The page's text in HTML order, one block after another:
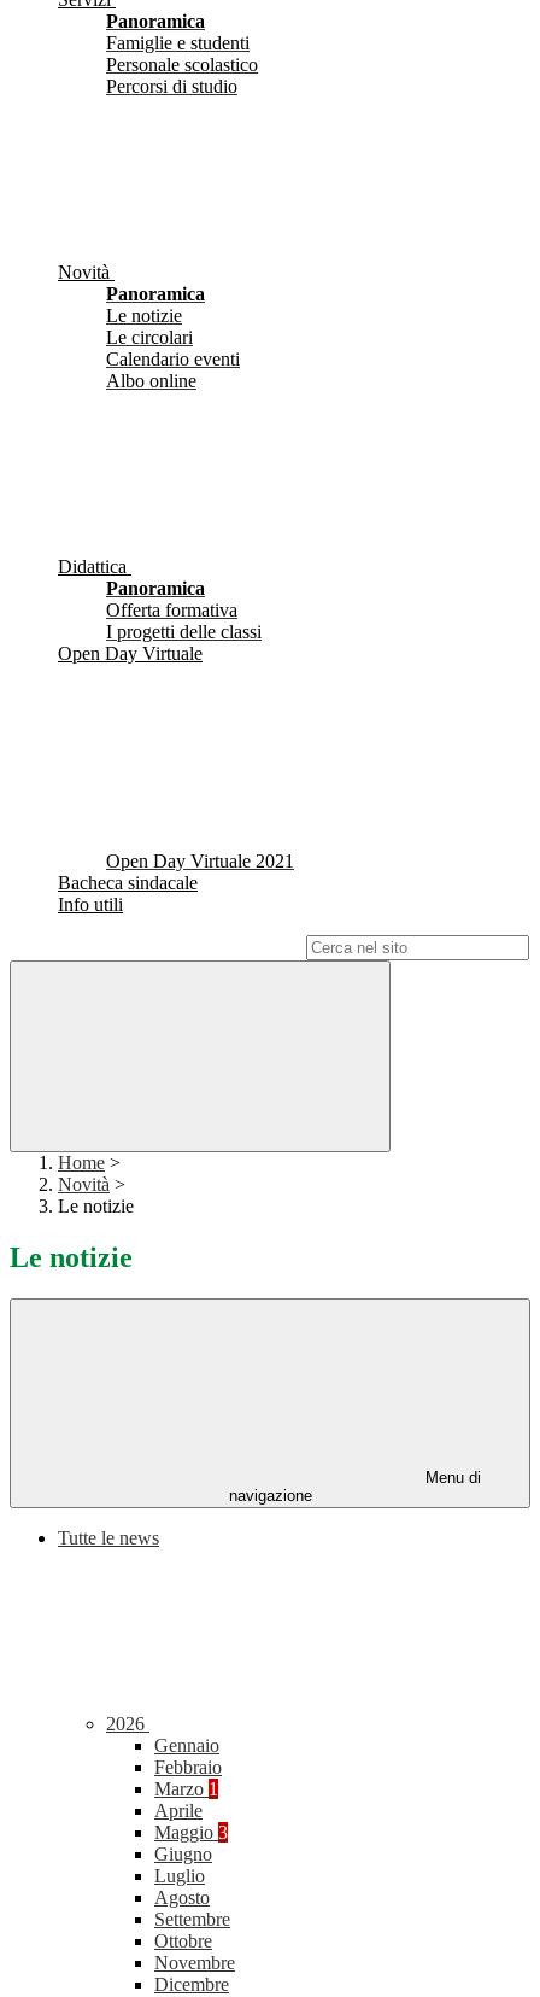
Panoramica
Famiglie e studenti
Personale scolastico
Percorsi di studio
Novità
Panoramica
Le notizie
Le circolari
Calendario eventi
Albo online
Didattica
Panoramica
Offerta formativa
I progetti delle classi
Open Day Virtuale
Open Day Virtuale 2021
Bacheca sindacale
Info utili
Home >
Novità >
Le notizie
Le notizie
Menu di
navigazione
Tutte le news
2026
Gennaio
Febbraio
Marzo 1
Aprile
Maggio 3
Giugno
Luglio
Agosto
Settembre
Ottobre
Novembre
Dicembre